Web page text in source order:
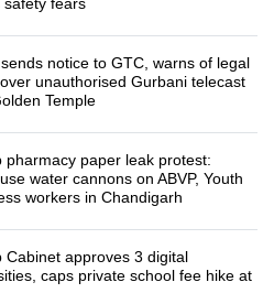
notice to GTC, warns of legal
unauthorised Gurbani telecast
Temple
pharmacy paper leak protest:
water cannons on ABVP, Youth
workers in Chandigarh
Cabinet approves 3 digital
caps private school fee hike at